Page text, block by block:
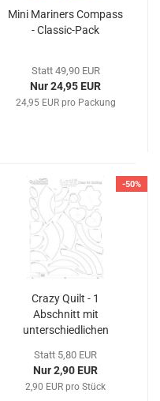
Mini Mariners Compass
- Classic-Pack
Statt 49,90 EUR
Nur 24,95 EUR
24,95 EUR pro Packung
-50%
Crazy Quilt - 1
Abschnitt mit
unterschiedlichen
Statt 5,80 EUR
Nur 2,90 EUR
2,90 EUR pro Stück